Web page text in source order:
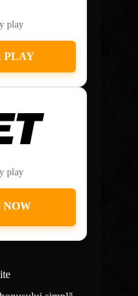
play
PLAY
play
NOW